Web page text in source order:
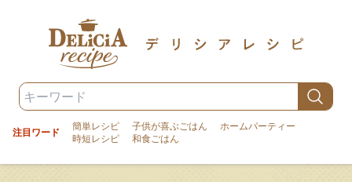
注目ワード 簡単レシピ 子供が喜ぶごはん
ホームパーティー
時短レシピ
和食ごはん